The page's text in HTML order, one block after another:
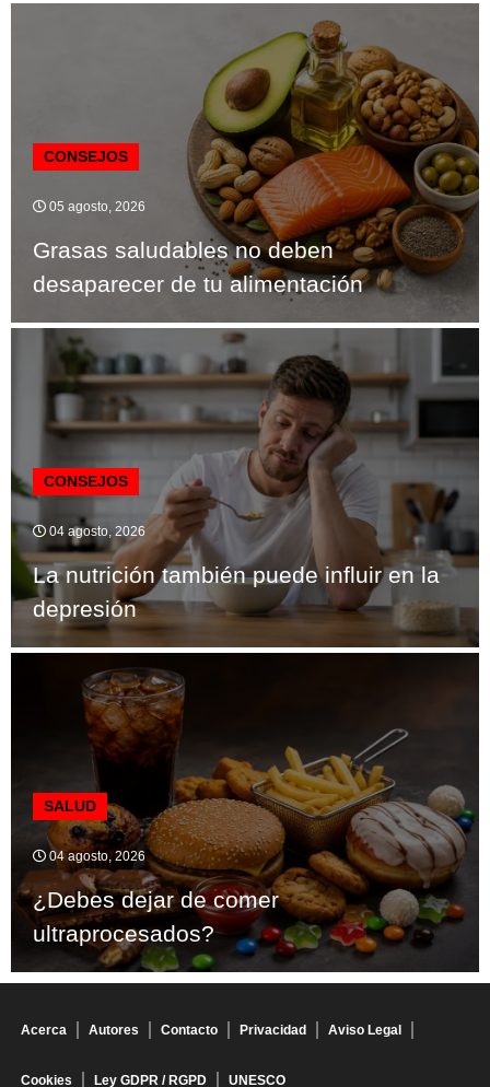
CONSEJOS
05 agosto, 2026
Grasas saludables no deben
desaparecer de tu alimentación
CONSEJOS
04 agosto, 2026
La nutrición también puede influir en la
depresión
SALUD
04 agosto, 2026
¿Debes dejar de comer
ultraprocesados?
Acerca Autores Contacto Privacidad Aviso Legal
Cookies Ley GDPR / RGPD UNESCO